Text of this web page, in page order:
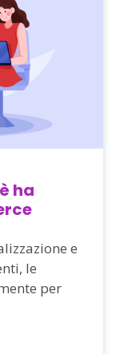
ha
e
le
per